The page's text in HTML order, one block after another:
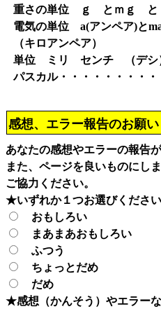
重さの単位 ｇ とｍｇ
電気の単位 a(アンペア)と
（キロアンペア）
単位 ミリ センチ （デシ
パスカル・・・・・・・・・
感想、エラー報告のお願い
あなたの感想やエラーの報告
また、ページを良いものにしま
ご協力ください。
★いずれか１つお選びください
おもしろい
まあまあおもしろい
ふつう
ちょっとだめ
だめ
★感想（かんそう）やエラーな